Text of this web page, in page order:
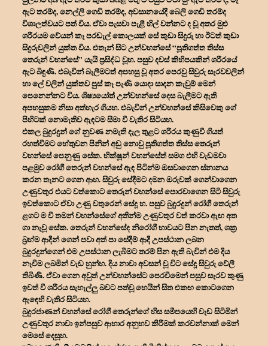
ඇට තරම්ද, නෙල්ලි ගෙඩි තරම්ද, අවසානයේදී බෙලි ගෙඩි තරම්ද
විශාලත්වයට පත් විය. ඒවා පැසවා පැළී හිල් වන්නට ද වූ අතර මුළු
ශරීරයම වේයන් කෑ පරඬැල් කොලයක් සේ කුඩා සිදුරු හා ඊටත් කුඩා
සිදුරුවලින් යුක්ත විය. එතැන් සිට උන්වහන්සේ “පූතිගත්ත තිස්ස
තෙරුන් වහන්සේ” යැයි ප්‍රසිද්ධ වූහ. පසුව දවස් කිහිපයකින් ශරීරයේ
ඇට බිඳුණි. එබැවින් බැලීමටත් අපහසු වූ අතර පෙරවු සිවුරු සැරවවලින්
හා ලේ වලින් යුක්තව පුස් කෑ පැණි යොදා සාදන කැවුම් මෙන්
පෙනෙන්නට විය. ශිෂ්‍යයෝත් උන්වහන්සේ දෙස බැලීමට ඇති
අපහසුකම නිසා අත්හැර ගියහ. එබැවින් උන්වහන්සේ කිසිවෙකු ගේ
පිහිටක් නොමැතිව ඇඳටම සීමා වී වැතිර සිටියහ.
එකල බුදුරදුන් ගේ නුවණ නමැති දැල තුළට ශරීරය කුණුවී ගියත්
රහත්වීමට හේතුවන පිනින් අඩු නොවු පූතිගත්ත තිස්ස තෙරුන්
වහන්සේ පෙනුණු සේක. භික්ෂූන් වහන්සේත් සමග එහි වැඩමවා
පළමුව රෝගී තෙරුන් වහන්සේ ඇඳ පිටින්ම ඔසවාගෙන ස්නානය
කරන තැනට ගෙන ආහ. සිවුරු සේදීමට දමන ඔරුවක් ගෙන්වාගෙන
උණුවතුර එයට වත්කොට තෙරුන් වහන්සේ පොරවාගෙන සිටි සිවුරු
ඉවත්කොට ඒවා උණු වතුරෙන් සේදූ හ. පසුව බුදුරදුන් රෝගී තෙරුන්
ළගට ම වී තමන් වහන්සේගේ අතින්ම උණුවතුර වත් කරවා ඇඟ අත
ගා නැවූ සේක. තෙරුන් වහන්සේද නිරෝගී භාවයට පින නැතත්, ශක්‍ර
බ්‍රහ්ම ආදීන් ගෙන් පවා අත් පා සේදීම් ආදී උපස්ථාන ලබන
බුදුරදුන්ගෙන් එම උපස්ථාන ලැබීමට තරම් පින ඇති බැවින් එම දිය
නෑවීම ලබමින් වැඩ හුන්හ. දිය නාවා අවසන් වූ විට සේදූ සිවුරු වේලී
තිබිණි. ඒවා ගෙන අවුත් උන්වහන්සේට පෙරවීමෙන් පසුව සැරව කුණු
ඉවත් වී ශරීරය සැහැල්ලු බවට පත්වූ හෙයින් සිත එකඟ කොටගෙන
ඇඳෙහි වැතිර සිටියහ.
බුදුරජාණන් වහන්සේ රෝගී තෙරුන්ගේ හිස සමීපයෙහි වැඩ සිටිමින්
උණුවතුර නාවා ඉන්පසුව ආහාර අනුභව කිරීමක් කරවන්නාක් මෙන්
මෙසේ දෙසූහ.